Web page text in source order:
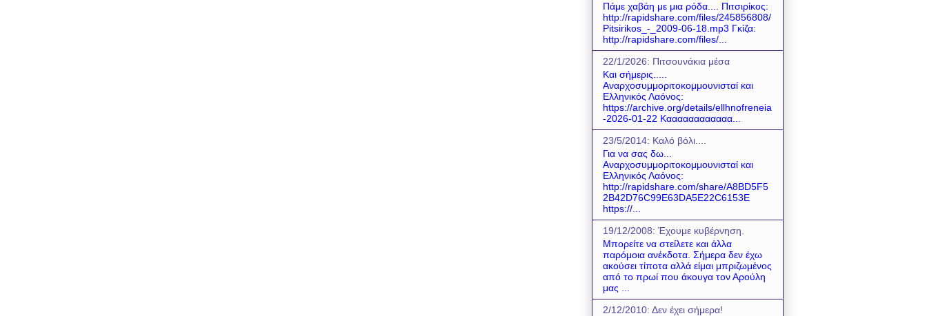
Πάμε χαβάη με μια ρόδα.... Πιτσιρίκος:
http://rapidshare.com/files/245856808/
Pitsirikos_-_2009-06-18.mp3 Γκίζα:
http://rapidshare.com/files/...
22/1/2026: Πιτσουνάκια μέσα
Και σήμερις.....
Αναρχοσυμμοριτοκομμουνισταί και
Ελληνικός Λαόνος:
https://archive.org/details/ellhnofreneia
-2026-01-22 Καααααααααααα...
23/5/2014: Καλό βόλι....
Για να σας δω...
Αναρχοσυμμοριτοκομμουνισταί και
Ελληνικός Λαόνος:
http://rapidshare.com/share/A8BD5F5
2B42D76C99E63DA5E22C6153E
https://...
19/12/2008: Έχουμε κυβέρνηση.
Μπορείτε να στείλετε και άλλα
παρόμοια ανέκδοτα. Σήμερα δεν έχω
ακούσει τίποτα αλλά είμαι μπριζωμένος
από το πρωί που άκουγα τον Αρούλη
μας ...
2/12/2010: Δεν έχει σήμερα!